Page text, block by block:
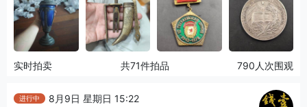
实时拍卖 共71件拍品 790人次围观
进行中
8月9日 星期日 15:22